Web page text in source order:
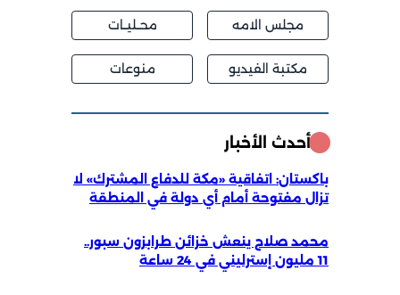
مجلس الامه محــليــات
مكتبة الفيديو منوعات
أحدث الأخبار
باكستان: اتفاقية «مكة للدفاع المشترك» لا
تزال مفتوحة أمام أي دولة في المنطقة
محمد صلاح ينعش خزائن طرابزون سبور..
11 مليون إسترليني في 24 ساعة